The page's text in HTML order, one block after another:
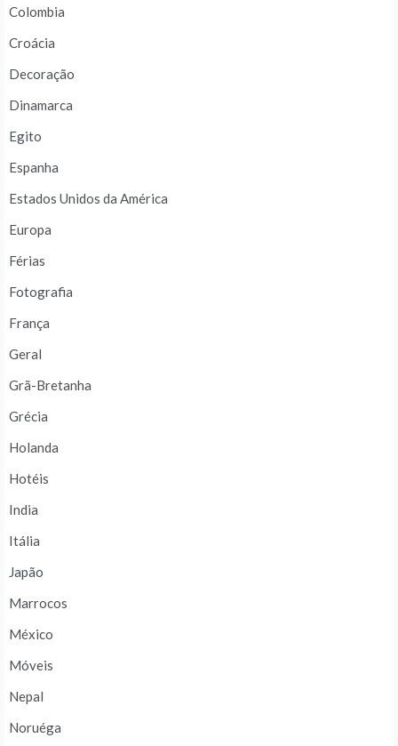
Colombia
Croácia
Decoração
Dinamarca
Egito
Espanha
Estados Unidos da América
Europa
Férias
Fotografia
França
Geral
Grã-Bretanha
Grécia
Holanda
Hotéis
India
Itália
Japão
Marrocos
México
Móveis
Nepal
Noruéga